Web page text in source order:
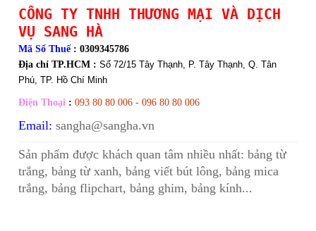
CÔNG TY TNHH THƯƠNG MẠI VÀ DỊCH
VỤ SANG HÀ
Mã Số Thuế: 0309345786
Địa chỉ TP.HCM : Số 72/15 Tây Thạnh, P. Tây Thạnh, Q. Tân
Phú, TP. Hồ Chí Minh
Điện Thoại : 093 80 80 006 - 096 80 80 006
Email: sangha@sangha.vn
Sản phẩm được khách quan tâm nhiều nhất: bảng từ
trắng, bảng từ xanh, bảng viết bút lông, bảng mica
trắng, bảng flipchart, bảng ghim, bảng kính...